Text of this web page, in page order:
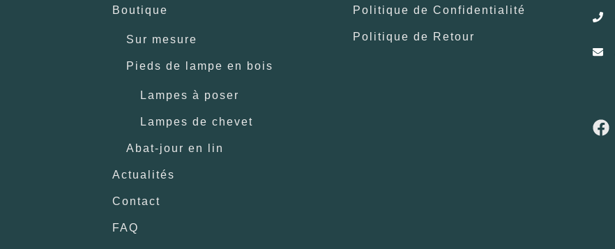
Boutique
Sur mesure
Pieds de lampe en bois
Lampes à poser
Lampes de chevet
Abat-jour en lin
Actualités
Contact
FAQ
Politique de Confidentialité
Politique de Retour